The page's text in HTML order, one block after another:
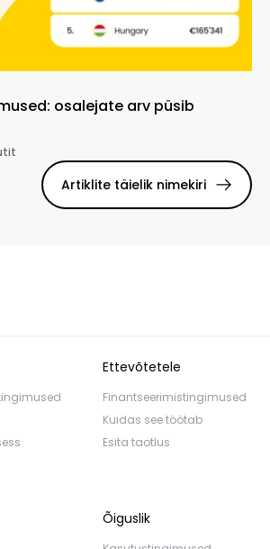
osalejate arv püsib
Artiklite täielik nimekiri
Ettevõtetele
Finantseerimistingimused
Kuidas see töötab
Esita taotlus
Õiguslik